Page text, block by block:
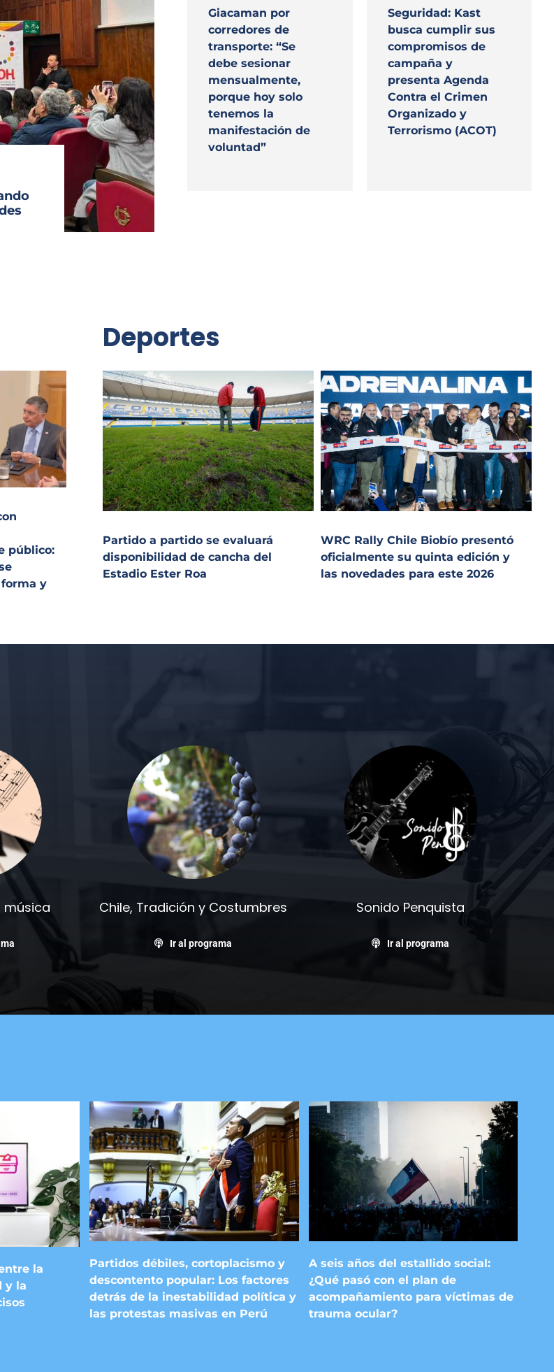
Archivo Sonoro
Giacaman por
corredores de
transporte: “Se
debe sesionar
mensualmente,
porque hoy solo
tenemos la
manifestación de
voluntad”
Seguridad: Kast
busca cumplir sus
compromisos de
campaña y
presenta Agenda
Contra el Crimen
Organizado y
Terrorismo (ACOT)
público:
y
Deportes
Partido a partido se evaluará
disponibilidad de cancha del
Estadio Ester Roa
WRC Rally Chile Biobío presentó
oficialmente su quinta edición y
las novedades para este 2026
música Chile, Tradición y Costumbres
Ir al programa
Sonido Penquista
Ir al programa
la
y la
Partidos débiles, cortoplacismo y
descontento popular: Los factores
detrás de la inestabilidad política y
las protestas masivas en Perú
A seis años del estallido social:
¿Qué pasó con el plan de
acompañamiento para víctimas de
trauma ocular?